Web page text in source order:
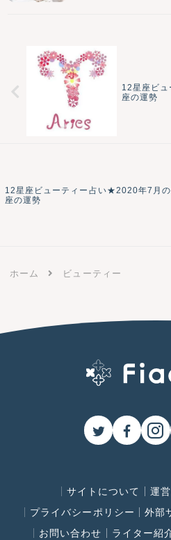
12星座ビ
座の運勢
12星座ビューティー占い★2020年7月
座の運勢
ホーム ビューティー
サイトについて 運
プライバシーポリシー
外部
お問い合わせ
ライター紹